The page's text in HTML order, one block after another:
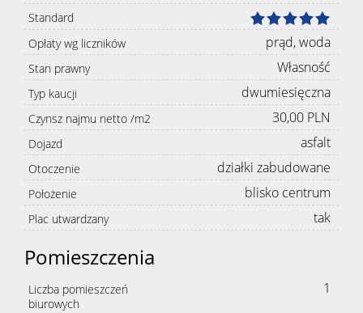
Standard
Opłaty wg liczników
prąd, woda
Stan prawny Własność
Typ kaucji dwumiesięczna
Czynsz najmu netto /m2 30,00 PLN
Dojazd asfalt
Otoczenie działki zabudowane
Położenie blisko centrum
Plac utwardzany tak
Pomieszczenia
Liczba pomieszczeń
biurowych
1